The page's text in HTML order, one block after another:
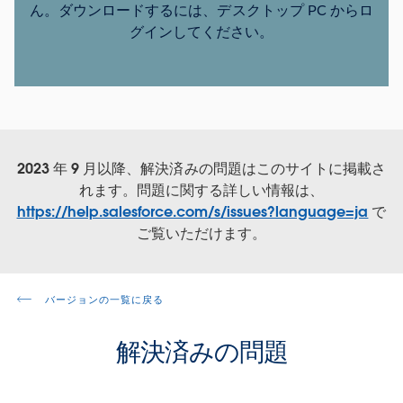
ん。ダウンロードするには、デスクトップ PC からロ
グインしてください。
2023 年 9 月以降、解決済みの問題はこのサイトに掲載さ
れます。問題に関する詳しい情報は、
https://help.salesforce.com/s/issues?language=ja で
ご覧いただけます。
バージョンの一覧に戻る
解決済みの問題